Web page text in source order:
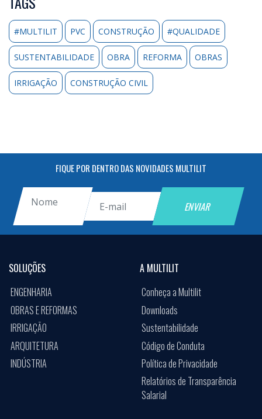
#MULTILIT PVC CONSTRUÇÃO #QUALIDADE
SUSTENTABILIDADE OBRA REFORMA OBRAS
IRRIGAÇÃO CONSTRUÇÃO CIVIL
FIQUE POR DENTRO DAS NOVIDADES MULTILIT
SOLUÇÕES
ENGENHARIA
OBRAS E REFORMAS
IRRIGAÇÃO
ARQUITETURA
INDÚSTRIA
A MULTILIT
Conheça a Multilit
Downloads
Sustentabilidade
Código de Conduta
Política de Privacidade
Relatórios de Transparência
Salarial